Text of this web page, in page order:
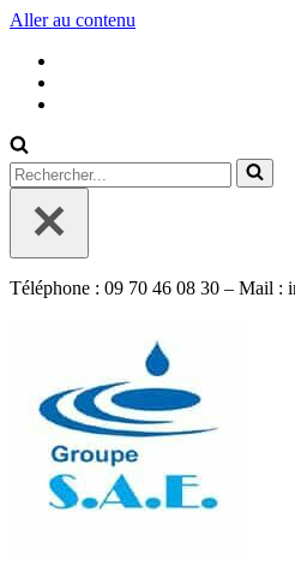
Aller au contenu
Rechercher...
Téléphone : 09 70 46 08 30 – Mail :